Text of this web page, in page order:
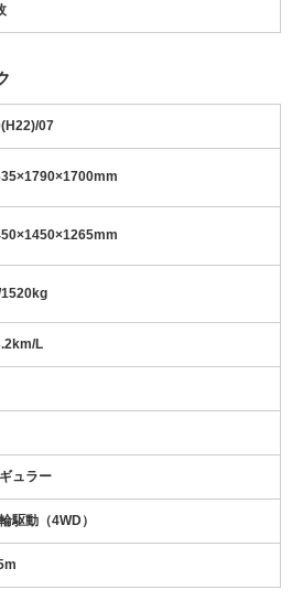
07
×1790×1700mm
×1450×1265mm
kg
L
ュラー
駆動（4WD）
m